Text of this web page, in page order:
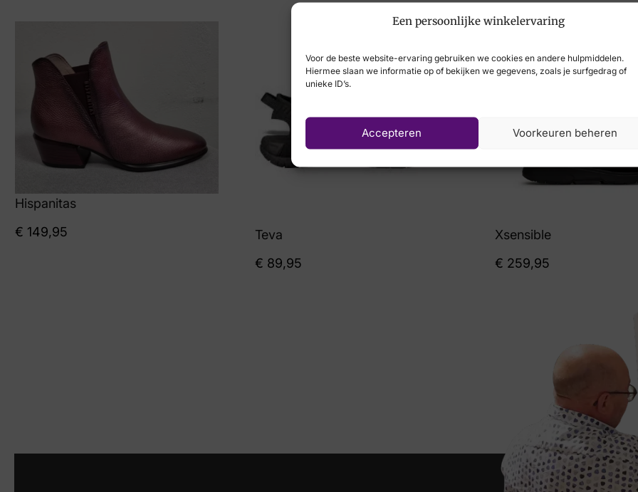
Een persoonlijke winkelervaring
Voor de beste website-ervaring gebruiken we cookies en andere hulpmiddelen.
Hiermee slaan we informatie op of bekijken we gegevens, zoals je surfgedrag of
unieke ID’s.
Accepteren Voorkeuren beheren
Hispanitas
€ 149,95
Teva
€ 89,95
Xsensible
€ 259,95